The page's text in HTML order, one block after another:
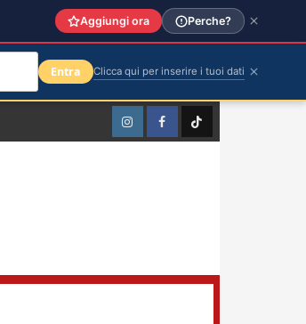
InstagramFacebookTikTok
Aggiungi ora Perche?
Entra Clicca qui per inserire i tuoi dati